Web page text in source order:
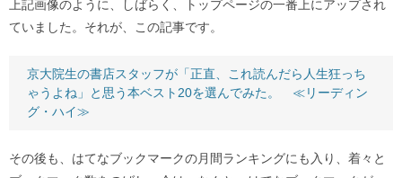
上記画像のように、しばらく、トップページの一番上にアップされ
ていました。それが、この記事です。
京大院生の書店スタッフが「正直、これ読んだら人生狂っち
ゃうよね」と思う本ベスト20を選んでみた。 ≪リーディン
グ・ハイ≫
その後も、はてなブックマークの月間ランキングにも入り、着々と